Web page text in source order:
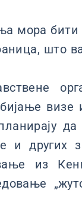
мора
што
визе
и других
из